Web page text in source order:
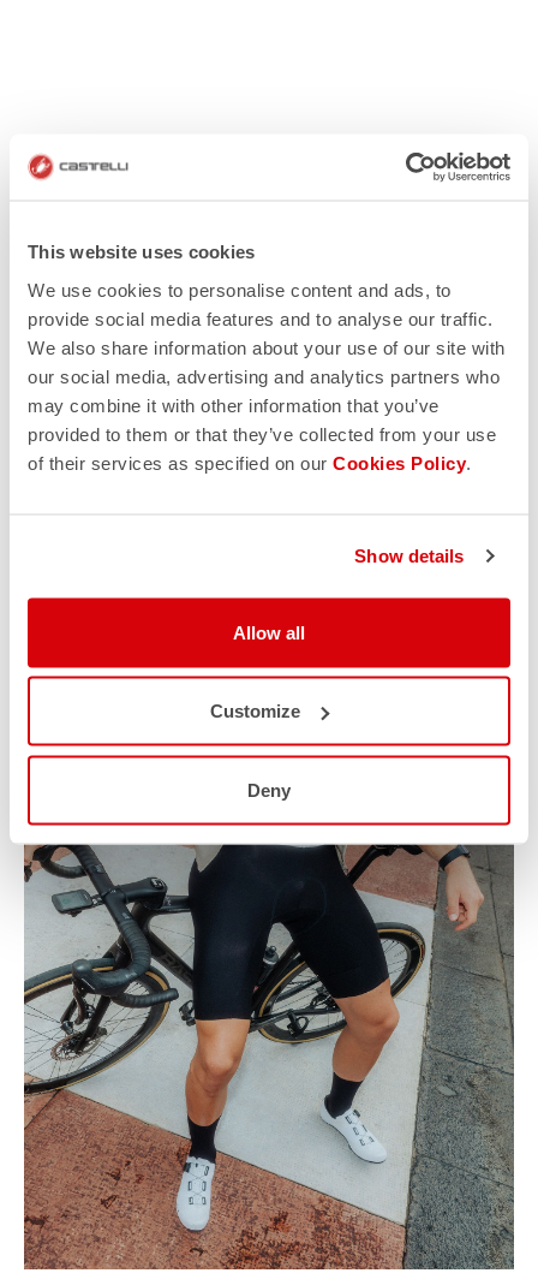
This website uses cookies
We use cookies to personalise content and ads, to
provide social media features and to analyse our traffic.
We also share information about your use of our site with
our social media, advertising and analytics partners who
may combine it with other information that you’ve
provided to them or that they’ve collected from your use
of their services as specified on our Cookies Policy.
Show details
Allow all
Customize
Deny